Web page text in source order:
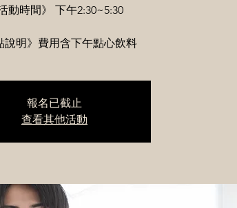
活動時間》 下午2:30~5:30
說明》費用含下午點心飲料
報名已截止
查看其他活動